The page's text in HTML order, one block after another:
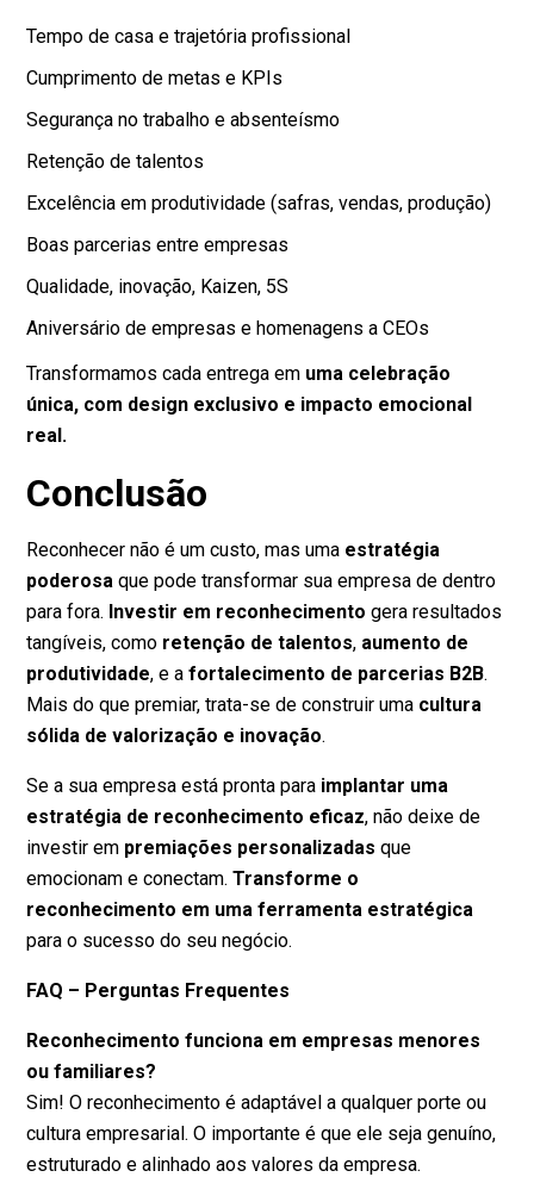
Tempo de casa e trajetória profissional
Cumprimento de metas e KPIs
Segurança no trabalho e absenteísmo
Retenção de talentos
Excelência em produtividade (safras, vendas, produção)
Boas parcerias entre empresas
Qualidade, inovação, Kaizen, 5S
Aniversário de empresas e homenagens a CEOs
Transformamos cada entrega em uma celebração
única, com design exclusivo e impacto emocional
real.
Conclusão
Reconhecer não é um custo, mas uma estratégia
poderosa que pode transformar sua empresa de dentro
para fora. Investir em reconhecimento gera resultados
tangíveis, como retenção de talentos, aumento de
produtividade, e afortalecimento de parcerias B2B.
Mais do que premiar, trata-se de construir uma cultura
sólida de valorização e inovação.
Se a sua empresa está pronta para implantar uma
estratégia de reconhecimento eficaz, não deixe de
investir em premiações personalizadas que
emocionam e conectam.Transforme o
reconhecimento em uma ferramenta estratégica
para o sucesso do seu negócio.
FAQ – Perguntas Frequentes
Reconhecimento funciona em empresas menores
ou familiares?
Sim! O reconhecimento é adaptável a qualquer porte ou
cultura empresarial. O importante é que ele seja genuíno,
estruturado e alinhado aos valores da empresa.